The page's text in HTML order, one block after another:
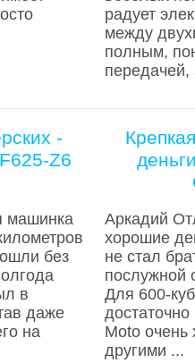
радует
между
полным,
передачей,
-
Z6
машинка
без
в
даже
на
Аркадий
хорошие
не стал
послужной
Для 600-
Moto
другими ...